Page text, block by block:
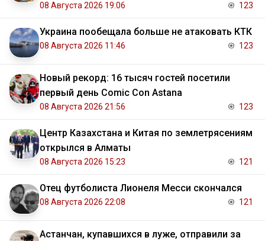
08 Августа 2026 19:06 123
Украина пообещала больше не атаковать КТК
08 Августа 2026 11:46 123
Новый рекорд: 16 тысяч гостей посетили
первый день Comic Con Astana
08 Августа 2026 21:56 123
Центр Казахстана и Китая по землетрясениям
открылся в Алматы
08 Августа 2026 15:23 121
Отец футболиста Лионеля Месси скончался
08 Августа 2026 22:08 121
Астанчан, купавшихся в луже, отправили за